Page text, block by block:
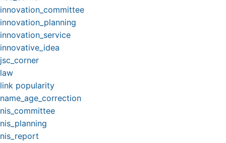
innovation_committee
innovation_planning
innovation_service
innovative_idea
jsc_corner
law
link popularity
name_age_correction
nis_committee
nis_planning
nis_report